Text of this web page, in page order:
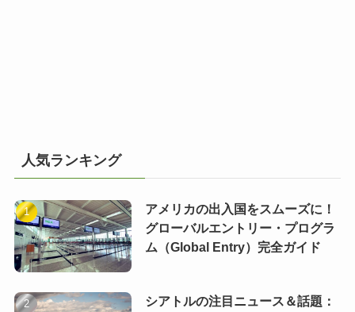
人気ランキング
アメリカの出入国をスムーズに！
グローバルエントリー・プログラ
ム（Global Entry）完全ガイド
シアトルの注目ニュース＆話題：